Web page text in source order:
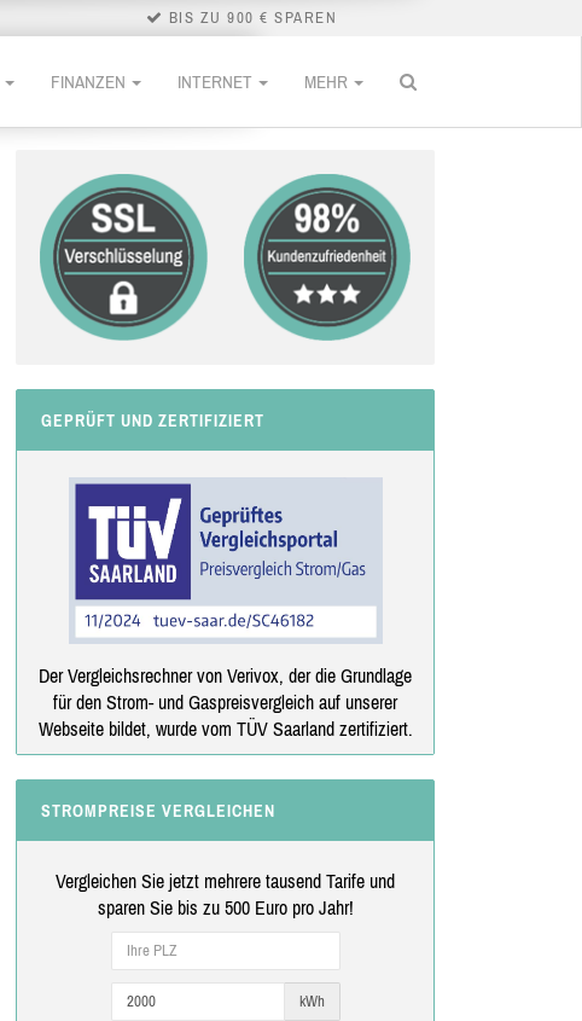
BIS ZU 900 € SPAREN
FINANZEN INTERNET MEHR
GEPRÜFT UND ZERTIFIZIERT
Der Vergleichsrechner von Verivox, der die Grundlage
für den Strom- und Gaspreisvergleich auf unserer
Webseite bildet, wurde vom TÜV Saarland zertifiziert.
STROMPREISE VERGLEICHEN
Vergleichen Sie jetzt mehrere tausend Tarife und
sparen Sie bis zu 500 Euro pro Jahr!
kWh